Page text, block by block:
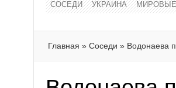
СОСЕДИ УКРАИНА
Главная » Соседи » Водонаева